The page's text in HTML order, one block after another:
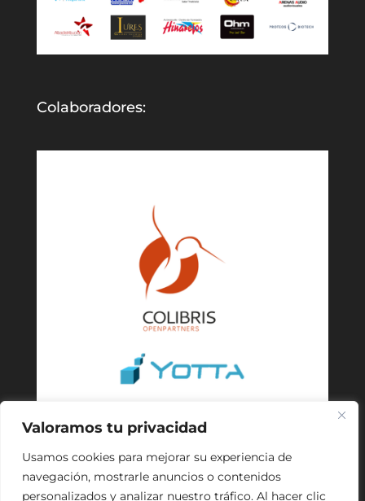
Valoramos tu privacidad
Usamos cookies para mejorar su experiencia de
navegación, mostrarle anuncios o contenidos
personalizados y analizar nuestro tráfico. Al hacer clic
Colaboradores: